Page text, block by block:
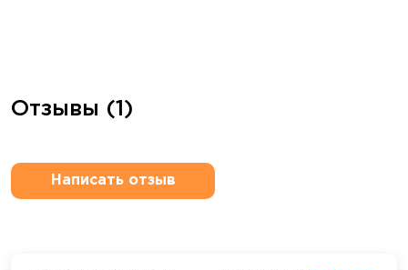
Отзывы (1)
Написать отзыв